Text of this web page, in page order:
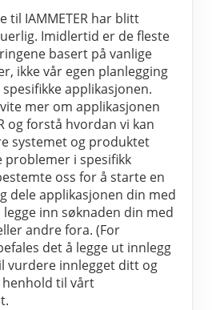
Energy Monitor
produktet
til IAMMETER har blitt
Imidlertid er de fleste
basert på vanlige
ikke vår egen planlegging
applikasjonen.
mer om applikasjonen
og forstå hvordan vi kan
systemet og produktet
problemer i spesifikk
oss for å starte en
dele applikasjonen din med
legge inn søknaden din med
andre fora. (For
det å legge ut innlegg
vurdere innlegget ditt og
til vårt